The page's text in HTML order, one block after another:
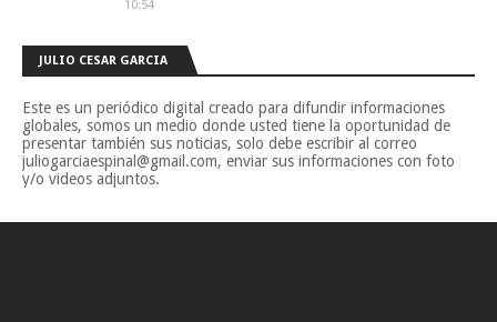
10:54
JULIO CESAR GARCIA
Este es un periódico digital creado para difundir informaciones
globales, somos un medio donde usted tiene la oportunidad de
presentar también sus noticias, solo debe escribir al correo
juliogarciaespinal@gmail.com, enviar sus informaciones con foto
y/o videos adjuntos.